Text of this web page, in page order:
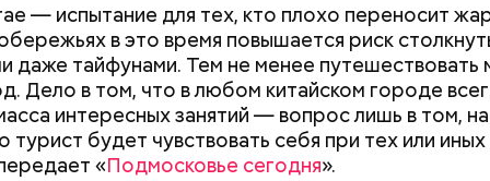
— испытание для тех, кто плохо переносит
в это время повышается риск
даже тайфунами. Тем не менее
Дело в том, что в любом китайском городе
интересных занятий — вопрос лишь в том,
турист будет чувствовать себя при тех или
«Подмосковье сегодня».
день бесконечности
Дебошир и «гроза»
силовиков: кто такой Роберт
Гилман, которого просят
освободить США
Маникюр
украшу: тренды
Москве летом